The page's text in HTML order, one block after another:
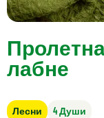
лабне
Лесни 4 Души